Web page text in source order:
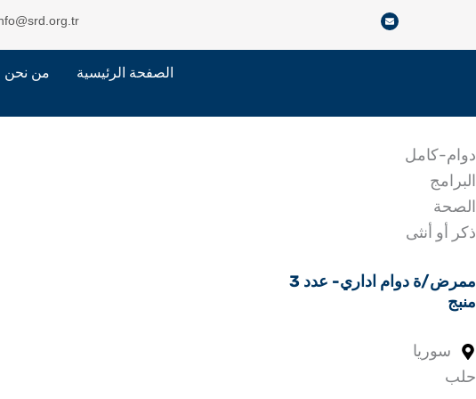
الصفحة الرئيسية من نحن
دوام-كامل
البرامج
الصحة
ذكر أو أنثى
ممرض/ة دوام اداري- عدد 3
منبج
سوريا
حلب